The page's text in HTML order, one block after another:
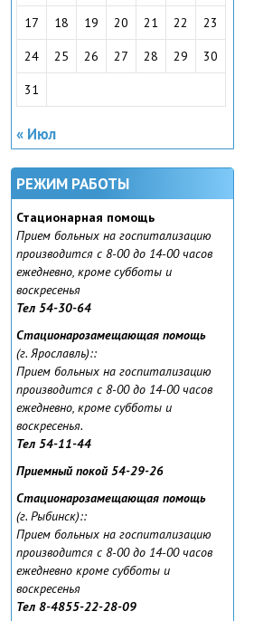
17 18 19 20 21 22 23
24 25 26 27 28 29 30
31
« Июл
РЕЖИМ РАБОТЫ
Стационарная помощь
Прием больных на госпитализацию
производится с 8-00 до 14-00 часов
ежедневно, кроме субботы и
воскресенья
Тел 54-30-64
Стационарозамещающая помощь
(г. Ярославль)::
Прием больных на госпитализацию
производится с 8-00 до 14-00 часов
ежедневно, кроме субботы и
воскресенья.
Тел 54-11-44
Приемный покой 54-29-26
Стационарозамещающая помощь
(г. Рыбинск)::
Прием больных на госпитализацию
производится с 8-00 до 14-00 часов
ежедневно кроме субботы и
воскресенья
Тел 8-4855-22-28-09